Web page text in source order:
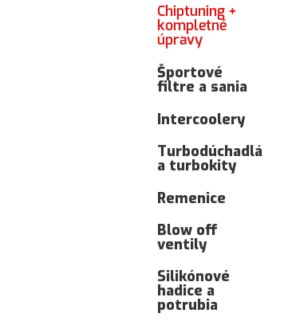
Chiptuning +
kompletné
úpravy
Športové
filtre a sania
Intercoolery
Turbodúchadlá
a turbokity
Remenice
Blow off
ventily
Silikónové
hadice a
potrubia